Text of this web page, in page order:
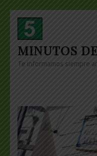
Skip
content
(Press
Enter)
MINUTOS
Te informamos siempre